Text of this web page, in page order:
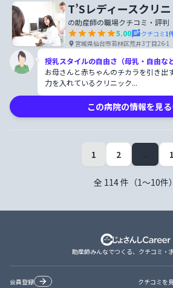
T’Sレディースクリ
の助産師の職場クチコミ・評判
5.00
クチコミ 1
宮城県仙台市若林区荒井3丁目26-1
授乳スタイルの自由さ（母乳・自由など
お母さんと赤ちゃんのチカラを引き出
力を入れているクリニック...
この病院の情報を見る
1 2
全 114件（1〜10件）
助産師みんなでつくる、クチコミ・
会員登録
クチコミを